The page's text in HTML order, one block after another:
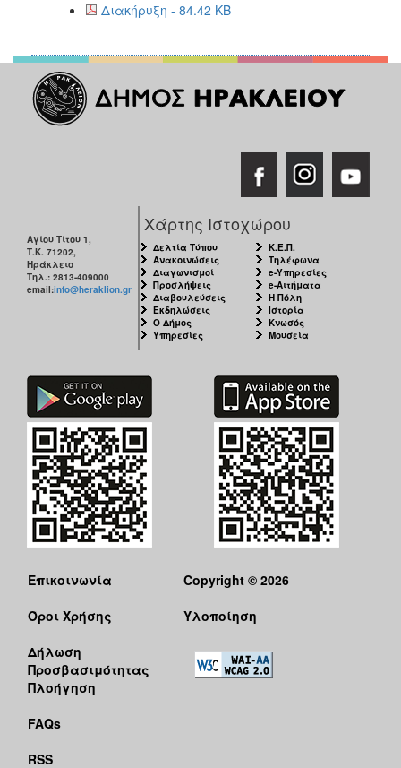
Διακήρυξη - 84.42 KB
Αγίου Τίτου 1,
Τ.Κ. 71202,
Ηράκλειο
Τηλ.: 2813-409000
email:info@heraklion.gr
Χάρτης Ιστοχώρου
Δελτία Τύπου
Ανακοινώσεις
Διαγωνισμοί
Προσλήψεις
Διαβουλεύσεις
Εκδηλώσεις
Ο Δήμος
Υπηρεσίες
Κ.Ε.Π.
Τηλέφωνα
e-Υπηρεσίες
e-Αιτήματα
Η Πόλη
Ιστορία
Κνωσός
Μουσεία
Επικοινωνία
Όροι Χρήσης
Δήλωση
Προσβασιμότητας
Πλοήγηση
FAQs
RSS
Copyright © 2026
Υλοποίηση